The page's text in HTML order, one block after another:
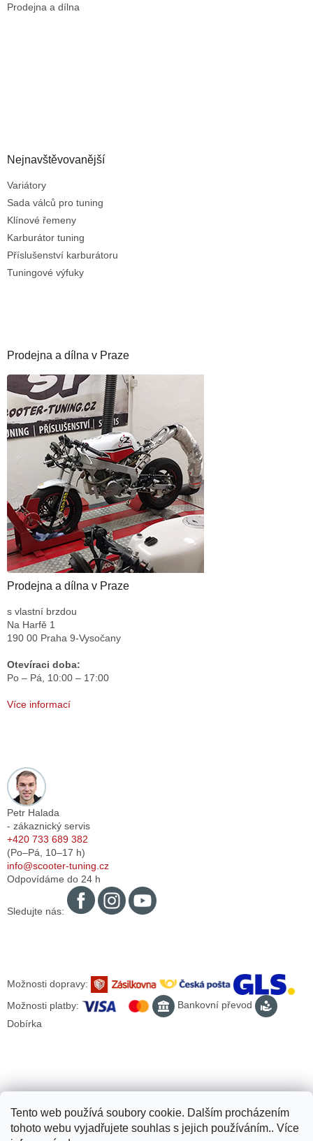
Tento web používá soubory cookie. Dalším procházením
tohoto webu vyjadřujete souhlas s jejich používáním.. Více
Prodejna a dílna
Nejnavštěvovanější
Variátory
Sada válců pro tuning
Klínové řemeny
Karburátor tuning
Příslušenství karburátoru
Tuningové výfuky
Prodejna a dílna v Praze
Prodejna a dílna v Praze
s vlastní brzdou
Na Harfě 1
190 00 Praha 9-Vysočany
Otevíraci doba:
Po – Pá, 10:00 – 17:00
Více informací
Petr Halada
- zákaznický servis
+420 733 689 382
(Po–Pá, 10–17 h)
info@scooter-tuning.cz
Odpovídáme do 24 h
Sledujte nás:
Možnosti dopravy:
Možnosti platby:
Bankovní převod
Dobírka